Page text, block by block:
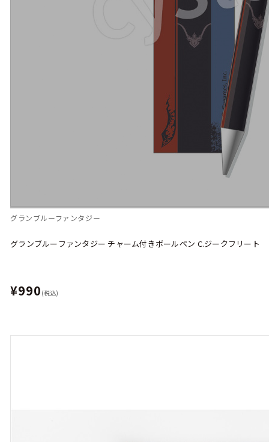
グランブルーファンタジー
グランブルーファンタジー チャーム付きボールペン C.ジークフリート
¥990 (税込)